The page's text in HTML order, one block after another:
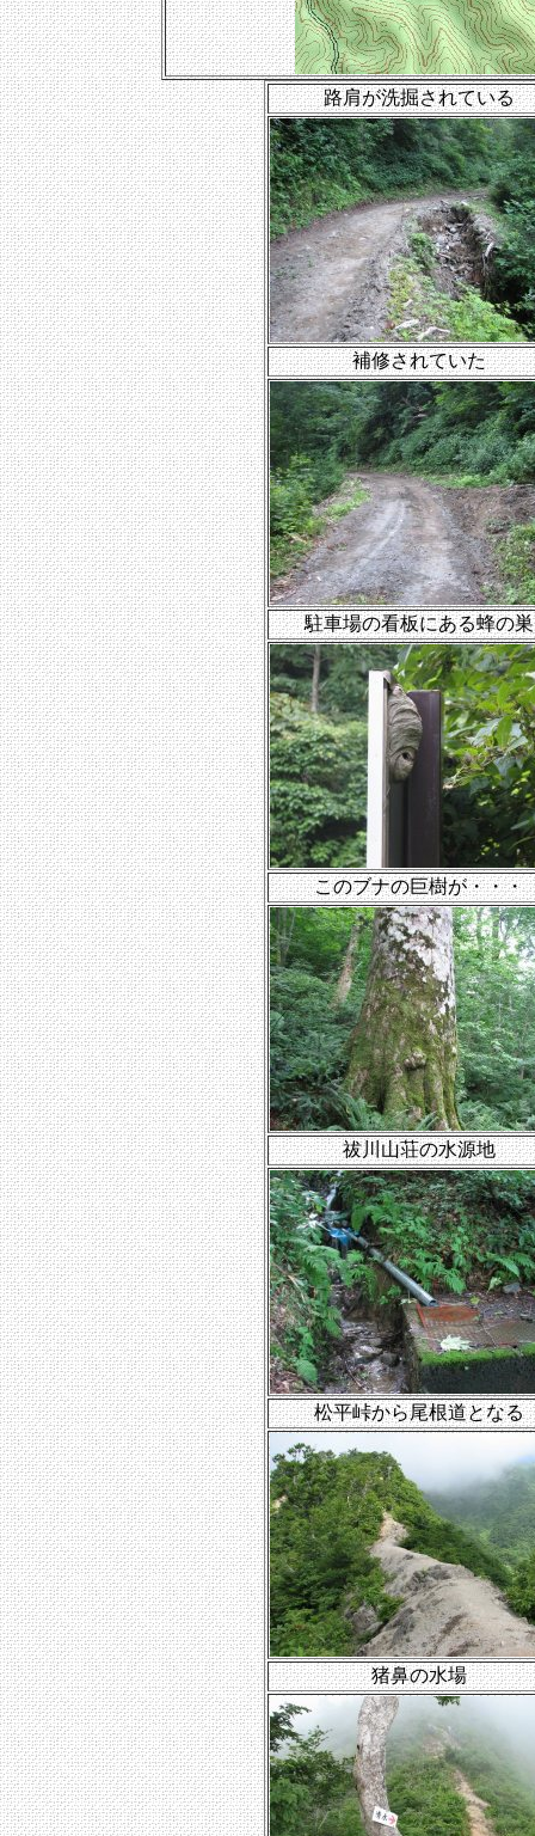
路肩が洗掘されている
補修されていた
駐車場の看板にある蜂の巣
このブナの巨樹が・・・
祓川山荘の水源地
松平峠から尾根道となる
猪鼻の水場